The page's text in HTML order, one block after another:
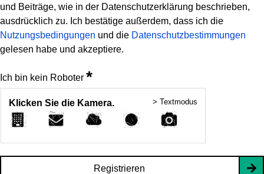
und Beiträge, wie in der Datenschutzerklärung beschrieben,
ausdrücklich zu. Ich bestätige außerdem, dass ich die
Nutzungsbedingungen und die Datenschutzbestimmungen
gelesen habe und akzeptiere.
Ich bin kein Roboter *
Klicken Sie die Kamera. > Textmodus
Registrieren